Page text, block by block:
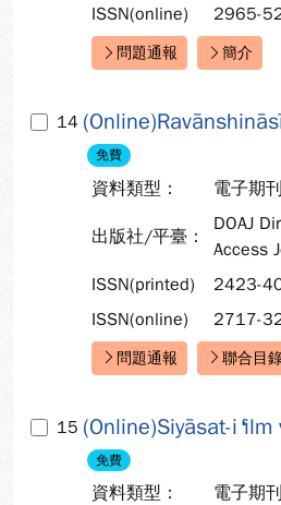
ISSN(online)
2965-
快速連結：
問題通報 簡介
14
免費
資料類型： 電子期刊
出版社/平臺：
DOAJ
Access
ISSN(printed)
2423-
ISSN(online)
2717-
快速連結：
問題通報 聯合目
15 (Online)Siyāsat-i ̒ilm
免費
資料類型： 電子期刊